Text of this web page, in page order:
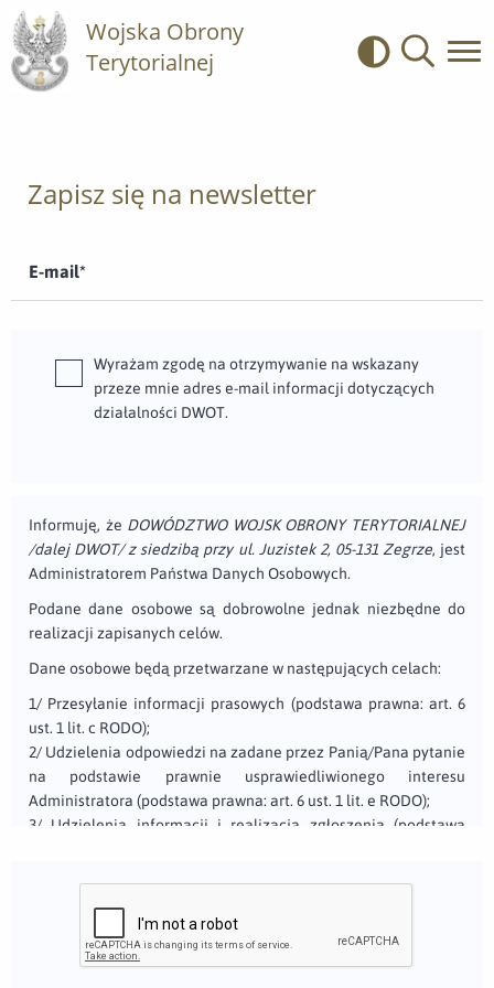
Wojska Obrony
Terytorialnej
Kontrast
Zapisz się na newsletter
E-mail*
Wyrażam zgodę na otrzymywanie na wskazany
przeze mnie adres e-mail informacji dotyczących
działalności DWOT.
Informuję, że DOWÓDZTWO WOJSK OBRONY TERYTORIALNEJ
/dalej DWOT/ z siedzibą przy ul. Juzistek 2, 05-131 Zegrze, jest
Administratorem Państwa Danych Osobowych.
Podane dane osobowe są dobrowolne jednak niezbędne do
realizacji zapisanych celów.
Dane osobowe będą przetwarzane w następujących celach:
1/ Przesyłanie informacji prasowych (podstawa prawna: art. 6
ust. 1 lit. c RODO);
2/ Udzielenia odpowiedzi na zadane przez Panią/Pana pytanie
na podstawie prawnie usprawiedliwionego interesu
Administratora (podstawa prawna: art. 6 ust. 1 lit. e RODO);
3/ Udzielenia informacji i realizacja zgłoszenia (podstawa
W każdej chwili przysługuje Państwu prawo do wniesienia
sprzeciwu wobec przetwarzania danych na podstawie prawnie